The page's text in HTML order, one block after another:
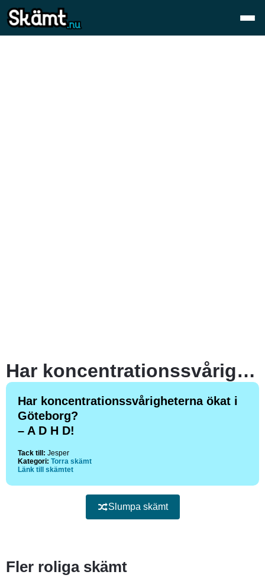
Har koncentrationssvårigheterna ökat i Göteborg? – A D H D!
Har koncentrationssvårigheterna ökat i
Göteborg?
– A D H D!
Tack till: Jesper
Kategori: Torra skämt
Länk till skämtet
Slumpa skämt
Fler roliga skämt